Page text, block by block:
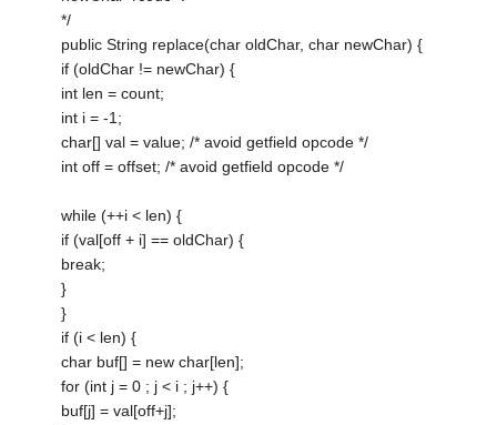
*/
public String replace(char oldChar, char newChar) {
if (oldChar != newChar) {
int len = count;
int i = -1;
char[] val = value; /* avoid getfield opcode */
int off = offset; /* avoid getfield opcode */
while (++i < len) {
if (val[off + i] == oldChar) {
break;
}
}
if (i < len) {
char buf[] = new char[len];
for (int j = 0 ; j < i ; j++) {
buf[j] = val[off+j];